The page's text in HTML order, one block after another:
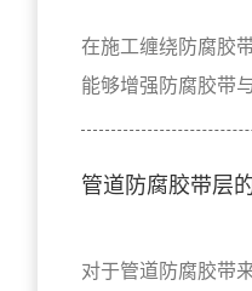
在施工缠绕防腐胶
能够增强防腐胶带
管道防腐胶带层
对于管道防腐胶带